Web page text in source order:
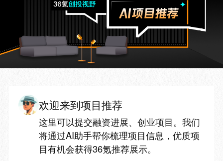
欢迎来到项目推荐
这里可以提交融资进展、创业项目。我们
将通过AI助手帮你梳理项目信息，优质项
目有机会获得36氪推荐展示。